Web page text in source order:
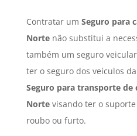
Contratar um Seguro para
Nortenão substitui a
também um seguro
ter o seguro dos veículos
Seguro para transporte de
Nortevisando ter o suporte
roubo ou furto.